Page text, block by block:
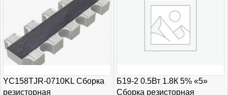
YC158TJR-0710KL Сборка
резисторная
Б19-2 0.5Вт 1.8К 5% «5»
Сборка резисторная